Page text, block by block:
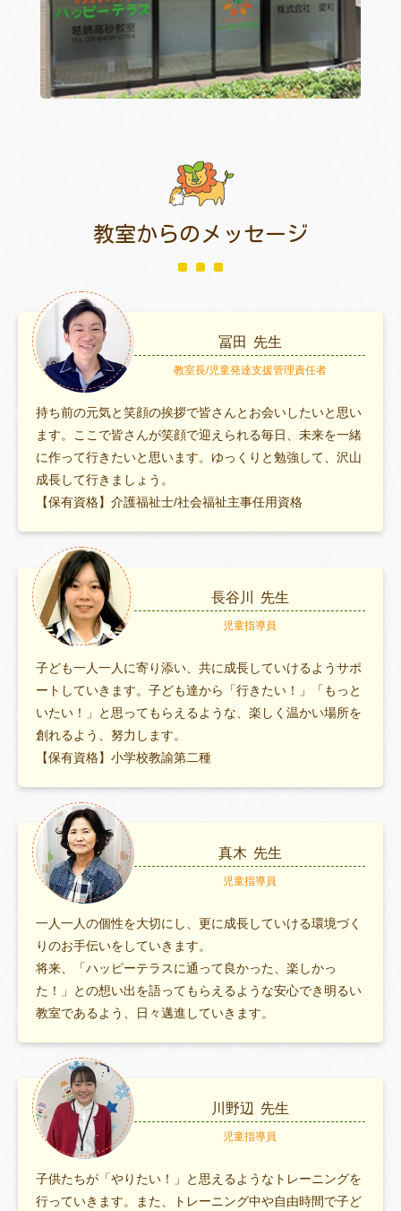
教室からのメッセージ
冨田 先生
教室長/児童発達支援管理責任者
持ち前の元気と笑顔の挨拶で皆さんとお会いしたいと思い
ます。ここで皆さんが笑顔で迎えられる毎日、未来を一緒
に作って行きたいと思います。ゆっくりと勉強して、沢山
成長して行きましょう。
【保有資格】介護福祉士/社会福祉主事任用資格
長谷川 先生
児童指導員
子ども一人一人に寄り添い、共に成長していけるようサポ
ートしていきます。子ども達から「行きたい！」「もっと
いたい！」と思ってもらえるような、楽しく温かい場所を
創れるよう、努力します。
【保有資格】小学校教諭第二種
真木 先生
児童指導員
一人一人の個性を大切にし、更に成長していける環境づく
りのお手伝いをしていきます。
将来、「ハッピーテラスに通って良かった、楽しかっ
た！」との想い出を語ってもらえるような安心でき明るい
教室であるよう、日々邁進していきます。
川野辺 先生
児童指導員
子供たちが「やりたい！」と思えるようなトレーニングを
行っていきます。また、トレーニング中や自由時間で子ど